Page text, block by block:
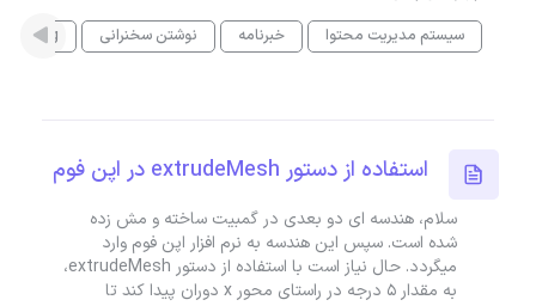
سیستم مدیریت محتوا
خبرنامه نوشتن سخنرانی
استفاده از دستور extrudeMesh در اپن فوم
سلام، هندسه ای دو بعدی در گمبیت ساخته و مش زده
شده است. سپس این هندسه به نرم افزار اپن فوم وارد
میگردد. حال نیاز است با استفاده از دستور extrudeMesh،
به مقدار 5 درجه در راستای محور x دوران پیدا کند تا